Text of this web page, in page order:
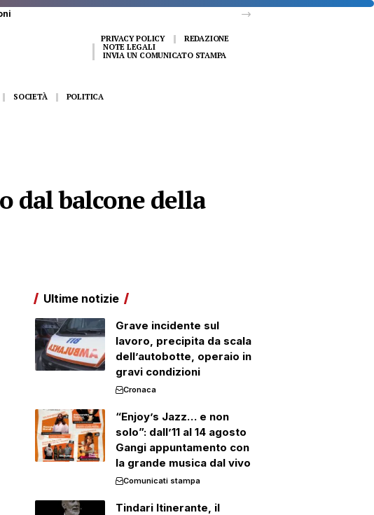
PRIVACY POLICY
REDAZIONE
NOTE LEGALI
INVIA UN COMUNICATO STAMPA
SOCIETÀ POLITICA
dal balcone della
Ultime notizie
Grave incidente sul
lavoro, precipita da scala
dell’autobotte, operaio in
gravi condizioni
Cronaca
“Enjoy’s Jazz… e non
solo”: dall’11 al 14 agosto
Gangi appuntamento con
la grande musica dal vivo
Comunicati stampa
Tindari Itinerante, il